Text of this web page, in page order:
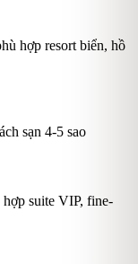
hợp resort biển, hồ
sạn 4-5 sao
suite VIP, fine-